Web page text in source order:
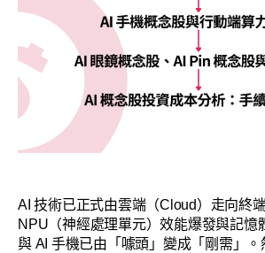
AI 技術已正式由雲端（Cloud）走向終
NPU（神經處理單元）效能爆發與記憶
與 AI 手機已由「噱頭」變成「剛需」